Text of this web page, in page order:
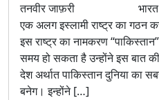
तनवीर जाफ़री भारत को
एक अलग इस्लामी राष्ट्र का
इस राष्ट्र का नामकरण
समय हो सकता है उन्होंने इस बात
देश अर्थात पाकिस्तान दुनिया का
बनेग। इन्होंने […]